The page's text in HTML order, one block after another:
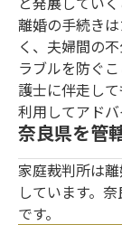
離婚の手続き
く、夫婦間の
ラブルを防ぐ
護士に伴走し
利用してアドバ
奈良県を管
家庭裁判所は
しています。
です。